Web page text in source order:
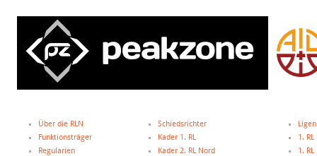
Über die RLN
Funktionsträger
Regularien
Schiedsrichter
Kader 1. RL
Kader 2. RL Nord
Ligen
1.
1.